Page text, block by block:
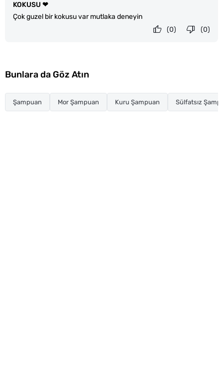
KOKUSU ❤
Çok guzel bir kokusu var mutlaka deneyin
(0)
(0)
Bunlara da Göz Atın
Şampuan Mor Şampuan Kuru Şampuan Sülfatsız